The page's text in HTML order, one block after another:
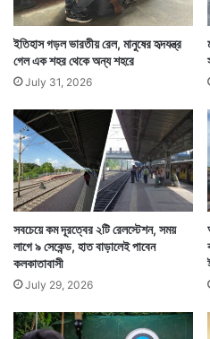
ইতিহাস গড়ল ভারতীয় রেল, মানুষের হৃদযন্ত্র
গেল এক শহর থেকে অন্য শহরে
July 31, 2026
সবচেয়ে কম দূরত্বের ২টি রেলস্টেশন, সময়
লাগে ৯ সেকেন্ড, হাত বাড়ালেই পাবেন
কলকাতাবাসী
July 29, 2026